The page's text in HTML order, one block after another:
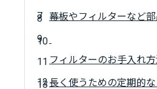
幕板やフィルターなど
フィルターのお手入れ
長く使うための定期的